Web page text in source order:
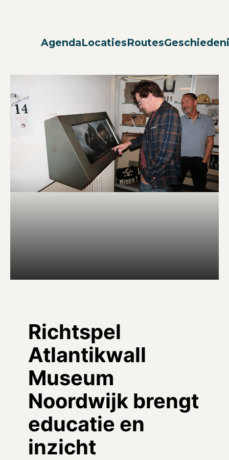
AgendaLocatiesRoutes
Richtspel
Atlantikwall
Museum
Noordwijk brengt
educatie en
inzicht